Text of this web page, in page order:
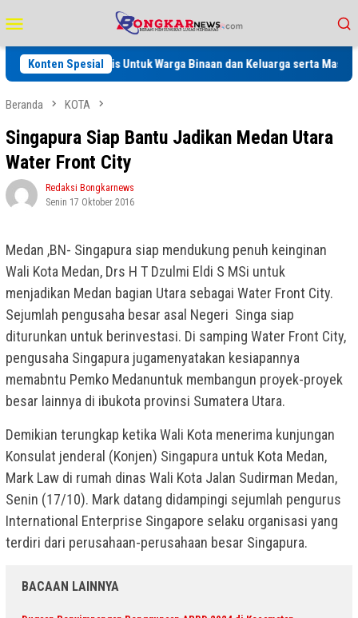
ke
kontenMobile
Konten Spesial
Gratis Untuk Warga Binaan dan Keluarga serta Masyarakat
Beranda KOTA
Singapura Siap Bantu Jadikan Medan Utara
Water Front City
Redaksi Bongkarnews
Senin 17 Oktober 2016
Medan ,BN- Singapura siap mendukung penuh keinginan
Wali Kota Medan, Drs H T Dzulmi Eldi S MSi untuk
menjadikan Medan bagian Utara sebagai Water Front City.
Sejumlah pengusaha besar asal Negeri Singa siap
diturunkan untuk berinvestasi. Di samping Water Front City,
pengusaha Singapura jugamenyatakan kesiapannya
memabntu Pemko Medanuntuk membangun proyek-proyek
besar lainnya di ibukota provinsi Sumatera Utara.
Demikian terungkap ketika Wali Kota menerima kunjungan
Konsulat jenderal (Konjen) Singapura untuk Kota Medan,
Mark Law di rumah dinas Wali Kota Jalan Sudirman Medan,
Senin (17/10). Mark datang didampingi sejumlah pengurus
International Enterprise Singapore selaku organisasi yang
terdiri dari perusahaan-perusahaan besar Singapura.
BACAAN LAINNYA